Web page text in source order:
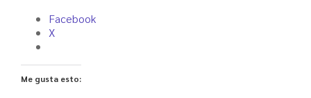
Facebook
X
Me gusta esto: